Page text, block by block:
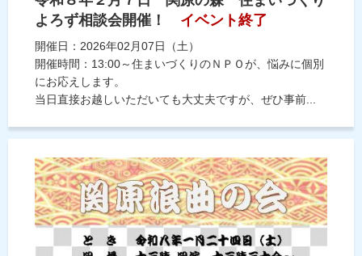
よろず相談会開催！
イベント終了
開催日：2026年02月07日（土）
開催時間：13:00～住まいづくりのＮＰＯが、悩みに個別
にお応えします。
当日直接お越しいただいても大丈夫ですが、ぜひ事前...